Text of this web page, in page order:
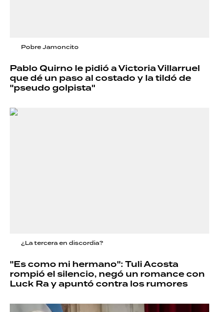
Pobre Jamoncito
Pablo Quirno le pidió a Victoria Villarruel
que dé un paso al costado y la tildó de
"pseudo golpista"
¿La tercera en discordia?
"Es como mi hermano": Tuli Acosta
rompió el silencio, negó un romance con
Luck Ra y apuntó contra los rumores